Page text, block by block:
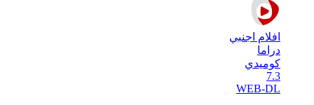
افلام اجنبي
دراما
كوميدي
7.3
WEB-DL